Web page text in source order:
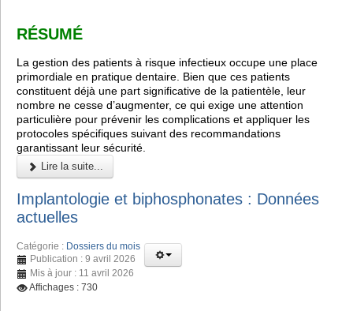
RÉSUMÉ
La gestion des patients à risque infectieux occupe une place
primordiale en pratique dentaire. Bien que ces patients
constituent déjà une part significative de la patientèle, leur
nombre ne cesse d’augmenter, ce qui exige une attention
particulière pour prévenir les complications et appliquer les
protocoles spécifiques suivant des recommandations
garantissant leur sécurité.
Lire la suite...
Implantologie et biphosphonates : Données
actuelles
Catégorie : Dossiers du mois
Publication : 9 avril 2026
Mis à jour : 11 avril 2026
Affichages : 730